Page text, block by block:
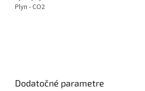
Plyn - CO2
Dodatočné parametre